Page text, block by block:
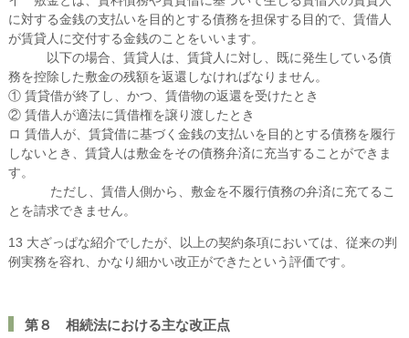
に対する金銭の支払いを目的とする債務を担保する目的で、賃借人
が賃貸人に交付する金銭のことをいいます。
以下の場合、賃貸人は、賃貸人に対し、既に発生している債
務を控除した敷金の残額を返還しなければなりません。
① 賃貸借が終了し、かつ、賃借物の返還を受けたとき
② 賃借人が適法に賃借権を譲り渡したとき
ロ 賃借人が、賃貸借に基づく金銭の支払いを目的とする債務を履行
しないとき、賃貸人は敷金をその債務弁済に充当することができま
す。
ただし、賃借人側から、敷金を不履行債務の弁済に充てるこ
とを請求できません。
13 大ざっぱな紹介でしたが、以上の契約条項においては、従来の判
例実務を容れ、かなり細かい改正ができたという評価です。
第８ 相続法における主な改正点